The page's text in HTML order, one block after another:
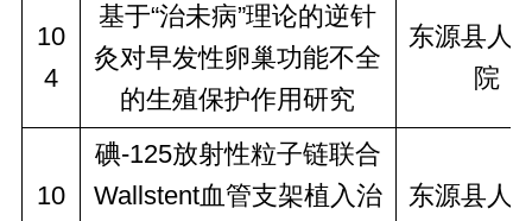
10
4
基于“治未病”理论的逆针
灸对早发性卵巢功能不全
的生殖保护作用研究
东源县人
院
10
碘-125放射性粒子链联合
Wallstent血管支架植入治
东源县人